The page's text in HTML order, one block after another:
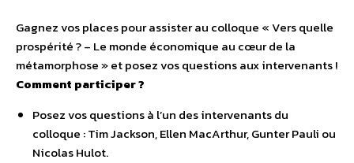
Gagnez vos places pour assister au colloque « Vers quelle
prospérité ? – Le monde économique au cœur de la
métamorphose » et posez vos questions aux intervenants !
Comment participer ?
Posez vos questions à l’un des intervenants du
colloque : Tim Jackson, Ellen MacArthur, Gunter Pauli ou
Nicolas Hulot.